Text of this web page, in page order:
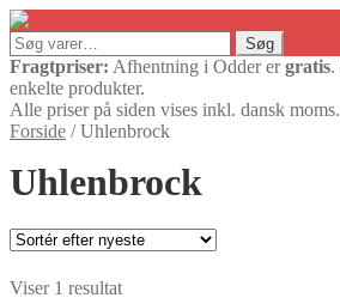
Søg
efter:
Søg
Fragtpriser: Afhentning i Odder ergratis.
enkelte produkter.
Alle priser på siden vises inkl. dansk moms.
Forside /Uhlenbrock
Uhlenbrock
Viser 1 resultat